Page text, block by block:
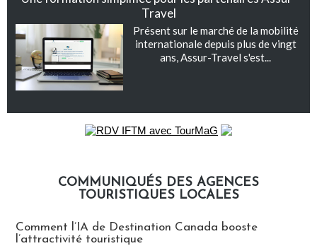
Travel
Présent sur le marché de la mobilité
internationale depuis plus de vingt
ans, Assur-Travel s'est...
COMMUNIQUÉS DES AGENCES
TOURISTIQUES LOCALES
Comment l’IA de Destination Canada booste
l’attractivité touristique